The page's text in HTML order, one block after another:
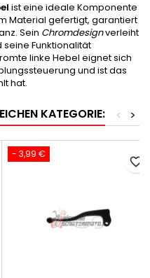
ist eine ideale Komponente
Material gefertigt, garantiert
Sein Chromdesignverleiht
seine Funktionalität
linke Hebel eignet sich
und ist das
hat.
KATEGORIE: >
<
- 3,99 €
favorite_border